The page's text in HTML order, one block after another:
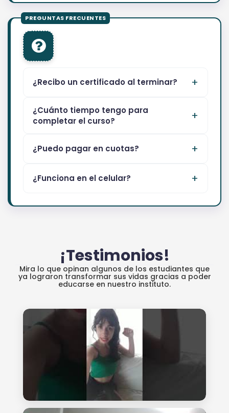
¿Recibo un certificado al terminar?
¿Cuánto tiempo tengo para
completar el curso?
¿Puedo pagar en cuotas?
¿Funciona en el celular?
¡Testimonios!
Mira lo que opinan algunos de los estudiantes que
ya lograron transformar sus vidas gracias a poder
educarse en nuestro instituto.